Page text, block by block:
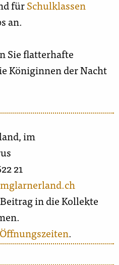
fürSchulklassen
an.
Sie flatterhafte
Königinnen der Nacht
im
21
in die Kollekte
Öffnungszeiten.